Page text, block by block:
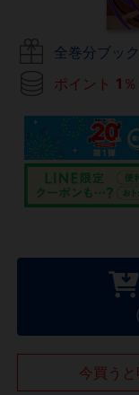
全巻分ブッ
ポイント 1 ％
今買う